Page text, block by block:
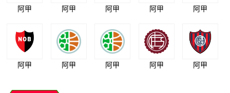
阿甲 阿甲 阿甲 阿甲 阿甲
阿甲 阿甲 阿甲 阿甲 阿甲